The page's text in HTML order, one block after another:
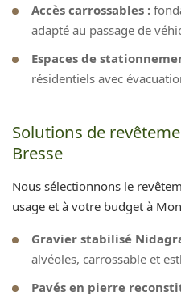
Accès carrossables :
adapté au passage de
Espaces de
résidentiels avec
Solutions de
Bresse
Nous sélectionnons le
usage et à votre budget à
Gravier stabilisé
alvéoles, carrossable et
Pavés en pierre